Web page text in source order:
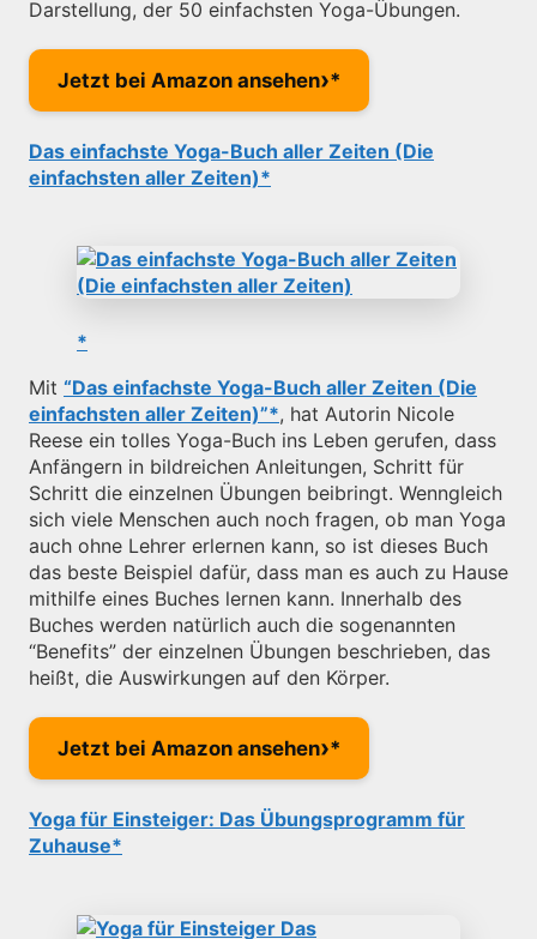
Darstellung, der 50 einfachsten Yoga-Übungen.
Jetzt bei Amazon ansehen›
Das einfachste Yoga-Buch aller Zeiten (Die
einfachsten aller Zeiten)
Mit “Das einfachste Yoga-Buch aller Zeiten (Die
einfachsten aller Zeiten)” , hat Autorin Nicole
Reese ein tolles Yoga-Buch ins Leben gerufen, dass
Anfängern in bildreichen Anleitungen, Schritt für
Schritt die einzelnen Übungen beibringt. Wenngleich
sich viele Menschen auch noch fragen, ob man Yoga
auch ohne Lehrer erlernen kann, so ist dieses Buch
das beste Beispiel dafür, dass man es auch zu Hause
mithilfe eines Buches lernen kann. Innerhalb des
Buches werden natürlich auch die sogenannten
“Benefits” der einzelnen Übungen beschrieben, das
heißt, die Auswirkungen auf den Körper.
Jetzt bei Amazon ansehen›
Yoga für Einsteiger: Das Übungsprogramm für
Zuhause